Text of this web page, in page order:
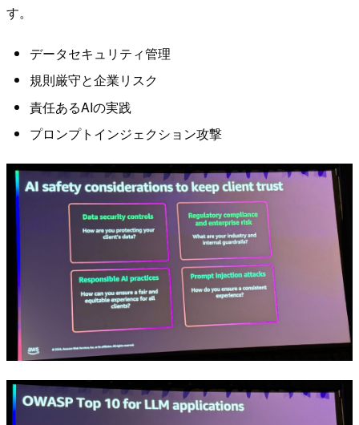
す。
データセキュリティ管理
規則厳守と企業リスク
責任あるAIの実践
プロンプトインジェクション攻撃